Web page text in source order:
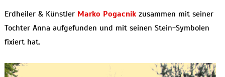
Erdheiler & Künstler Marko Pogacnikzusammen mit seiner
Tochter Anna aufgefunden und mit seinen Stein-Symbolen
fixiert hat.